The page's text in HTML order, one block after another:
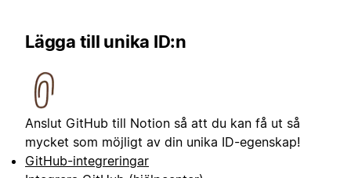
Lägga till unika ID:n
Anslut GitHub till Notion så att du kan få ut så
mycket som möjligt av din unika ID-egenskap!
GitHub-integreringar